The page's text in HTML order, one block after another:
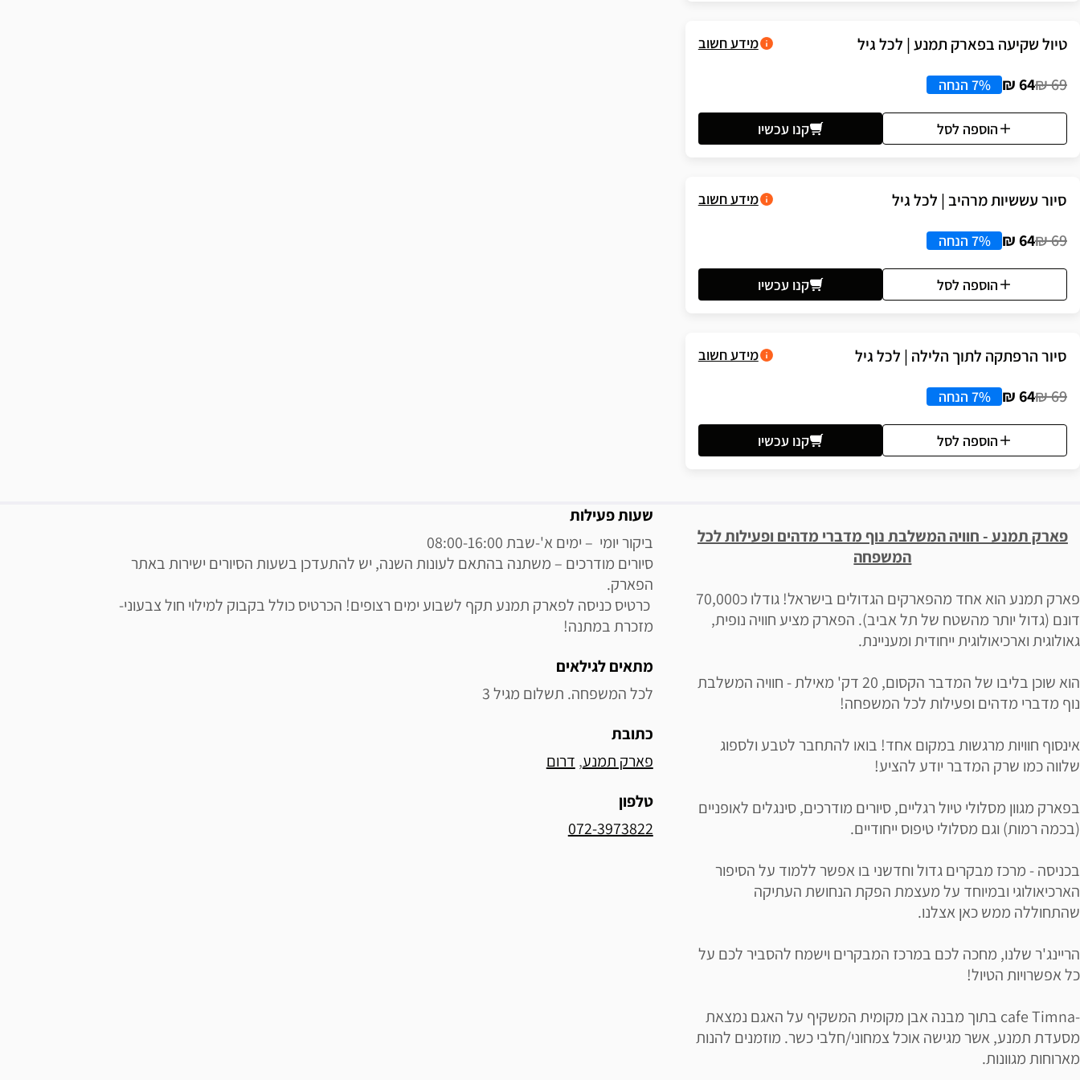
טיול שקיעה בפארק תמנע | לכל גיל מידע חשוב
69 ₪
64 ₪ 7% הנחה
הוספה לסל קנו עכשיו
סיור עששיות מרהיב | לכל גיל מידע חשוב
69 ₪
64 ₪ 7% הנחה
הוספה לסל קנו עכשיו
סיור הרפתקה לתוך הלילה | לכל גיל מידע חשוב
69 ₪
64 ₪ 7% הנחה
הוספה לסל קנו עכשיו
פארק תמנע - חוויה המשלבת נוף מדברי מדהים ופעילות לכל
המשפחה
פארק תמנע הוא אחד מהפארקים הגדולים בישראל! גודלו כ70,000
דונם (גדול יותר מהשטח של תל אביב). הפארק מציע חוויה נופית,
גאולוגית וארכיאולוגית ייחודית ומעניינת.
הוא שוכן בליבו של המדבר הקסום, 20 דק' מאילת - חוויה המשלבת
נוף מדברי מדהים ופעילות לכל המשפחה!
אינסוף חוויות מרגשות במקום אחד! בואו להתחבר לטבע ולספוג
שלווה כמו שרק המדבר יודע להציע!
בפארק מגוון מסלולי טיול רגליים, סיורים מודרכים, סינגלים לאופניים
(בכמה רמות) וגם מסלולי טיפוס ייחודיים.
בכניסה - מרכז מבקרים גדול וחדשני בו אפשר ללמוד על הסיפור
הארכיאולוגי ובמיוחד על מעצמת הפקת הנחושת העתיקה
שהתחוללה ממש כאן אצלנו.
הריינג'ר שלנו, מחכה לכם במרכז המבקרים וישמח להסביר לכם על
כל אפשרויות הטיול!
-cafe Timna בתוך מבנה אבן מקומית המשקיף על האגם נמצאת
מסעדת תמנע, אשר מגישה אוכל צמחוני/חלבי כשר. מוזמנים להנות
מארוחות מגוונות.
מידע נוסף
שעות פעילות
מזכרת במתנה!
מתאים לגילאים
לכל המשפחה. תשלום מגיל 3
כתובת
פארק תמנע, דרום
טלפון
072-3973822